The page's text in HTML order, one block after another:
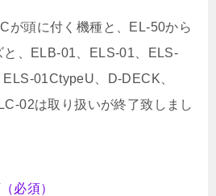
頭に付く機種と、EL-50から
と、ELB-01、ELS-01、ELS-
01CtypeU、D-DECK、
02は取り扱いが終了致しまし
（必須）